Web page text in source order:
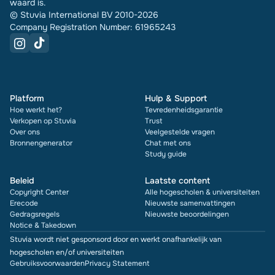
waard is.
© Stuvia International BV 2010-2026
Company Registration Number: 61965243
Platform
Hoe werkt het?
Verkopen op Stuvia
Over ons
Bronnengenerator
Hulp & Support
Tevredenheidsgarantie
Trust
Veelgestelde vragen
Chat met ons
Study guide
Beleid
Copyright Center
Erecode
Gedragsregels
Notice & Takedown
Laatste content
Alle hogescholen & universiteiten
Nieuwste samenvattingen
Nieuwste beoordelingen
Stuvia wordt niet gesponsord door en werkt onafhankelijk van
hogescholen en/of universiteiten
GebruiksvoorwaardenPrivacy Statement